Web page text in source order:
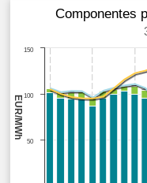
EUR/MWh
Componentes
50
100
150